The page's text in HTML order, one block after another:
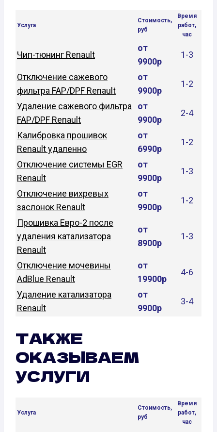
Услуга
Стоимость,
руб
Время
работ,
час
Чип-тюнинг Renault
от
9900р
1-3
Отключение сажевого
фильтра FAP/DPF Renault
от
9900р
1-2
Удаление сажевого фильтра
FAP/DPF Renault
от
9900р
2-4
Калибровка прошивок
Renault удаленно
от
6990р
1-2
Отключение системы EGR
Renault
от
9900р
1-3
Отключение вихревых
заслонок Renault
от
9900р
1-2
Прошивка Евро-2 после
удаления катализатора
Renault
от
8900р
1-3
Отключение мочевины
AdBlue Renault
от
19900р
4-6
Удаление катализатора
Renault
от
9900р
3-4
ТАКЖЕ
ОКАЗЫВАЕМ
УСЛУГИ
Услуга
Стоимость,
руб
Время
работ,
час